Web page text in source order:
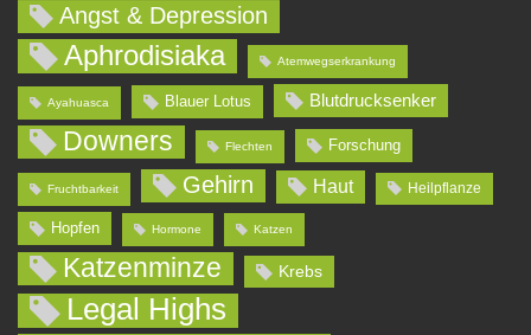
Angst & Depression
Aphrodisiaka Atemwegserkrankung
Ayahuasca Blauer Lotus Blutdrucksenker
Downers Flechten Forschung
Fruchtbarkeit Gehirn Haut Heilpflanze
Hopfen Hormone Katzen
Katzenminze Krebs
Legal Highs